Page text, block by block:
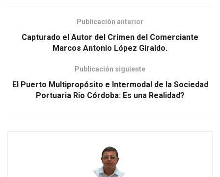
Publicación anterior
Capturado el Autor del Crimen del Comerciante
Marcos Antonio López Giraldo.
Publicación siguiente
El Puerto Multipropósito e Intermodal de la Sociedad
Portuaria Rio Córdoba: Es una Realidad?